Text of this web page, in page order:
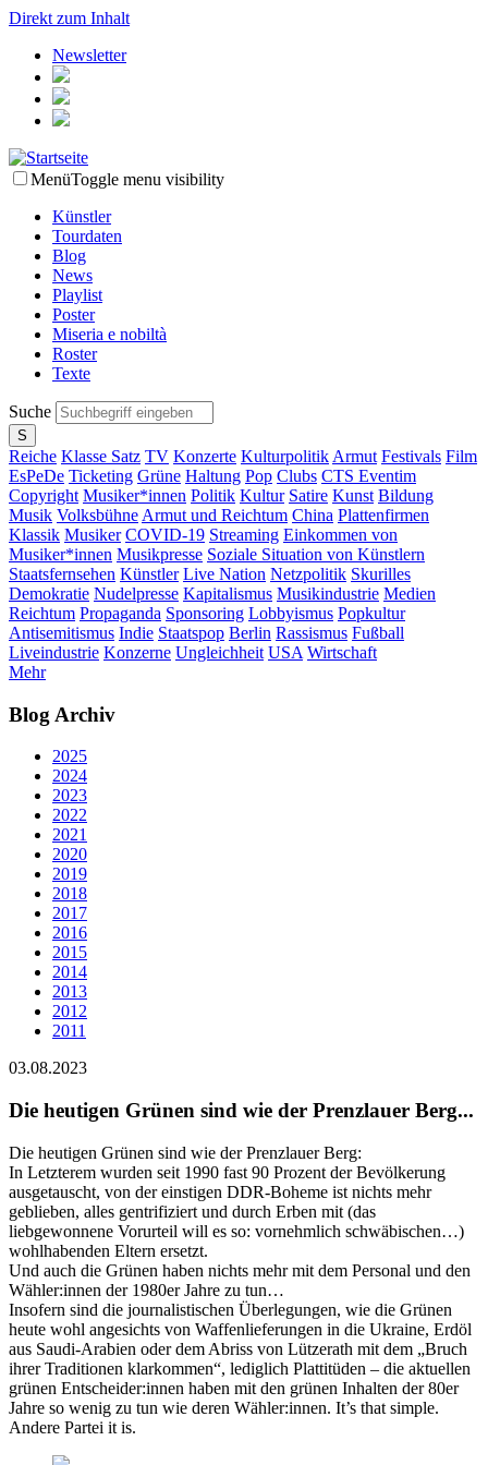
Direkt zum Inhalt
Newsletter
MenüToggle menu visibility
Künstler
Tourdaten
Blog
News
Playlist
Poster
Miseria e nobiltà
Roster
Texte
Suche
Reiche Klasse Satz TV Konzerte Kulturpolitik Armut Festivals Film
EsPeDe Ticketing Grüne Haltung Pop Clubs CTS Eventim
Copyright Musiker*innen Politik Kultur Satire Kunst Bildung
Musik Volksbühne Armut und Reichtum China Plattenfirmen
Klassik Musiker COVID-19 Streaming Einkommen von
Musiker*innen Musikpresse Soziale Situation von Künstlern
Staatsfernsehen Künstler Live Nation Netzpolitik Skurilles
Demokratie Nudelpresse Kapitalismus Musikindustrie Medien
Reichtum Propaganda Sponsoring Lobbyismus Popkultur
Antisemitismus Indie Staatspop Berlin Rassismus Fußball
Liveindustrie Konzerne Ungleichheit USA Wirtschaft
Mehr
Blog Archiv
2025
2024
2023
2022
2021
2020
2019
2018
2017
2016
2015
2014
2013
2012
2011
03.08.2023
Die heutigen Grünen sind wie der Prenzlauer Berg...
Die heutigen Grünen sind wie der Prenzlauer Berg:
In Letzterem wurden seit 1990 fast 90 Prozent der Bevölkerung
ausgetauscht, von der einstigen DDR-Boheme ist nichts mehr
geblieben, alles gentrifiziert und durch Erben mit (das
liebgewonnene Vorurteil will es so: vornehmlich schwäbischen…)
wohlhabenden Eltern ersetzt.
Und auch die Grünen haben nichts mehr mit dem Personal und den
Wähler:innen der 1980er Jahre zu tun…
Insofern sind die journalistischen Überlegungen, wie die Grünen
heute wohl angesichts von Waffenlieferungen in die Ukraine, Erdöl
aus Saudi-Arabien oder dem Abriss von Lützerath mit dem „Bruch
ihrer Traditionen klarkommen“, lediglich Plattitüden – die aktuellen
grünen Entscheider:innen haben mit den grünen Inhalten der 80er
Jahre so wenig zu tun wie deren Wähler:innen. It’s that simple.
Andere Partei it is.